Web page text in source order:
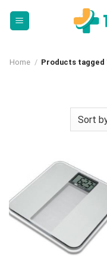
Home / Products tagged